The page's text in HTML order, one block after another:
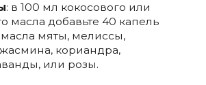
: в 100 мл кокосового или
масла добавьте 40 капель
мяты, мелиссы,
кориандра,
или розы.